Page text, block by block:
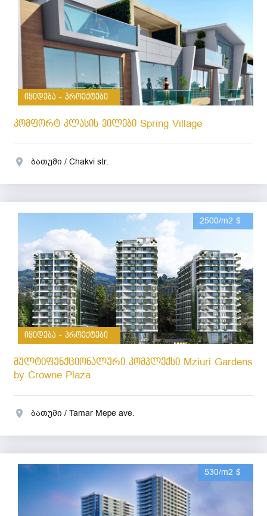
იყიდება - პროექტები
კომფორტ კლასის ვილები Spring Village
ბათუმი / Chakvi str.
2500/m2 $
იყიდება - პროექტები
მულტიფუნქციონალური კომპლექსი Mziuri Gardens
by Crowne Plaza
ბათუმი / Tamar Mepe ave.
530/m2 $